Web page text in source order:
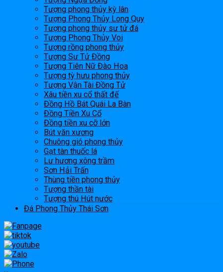
Tượng phong thủy kỳ lân
Tượng Phong Thủy Long Quy
Tượng phong thủy sư tử đá
Tượng Phong Thủy Voi
Tượng rồng phong thủy
Tượng Sư Tử Đồng
Tượng Tiên Nữ Đào Hoa
Tượng tỳ hưu phong thủy
Tượng Vận Tài Đồng Tử
Xâu tiền xu cổ thất đế
Đồng Hồ Bát Quái La Bàn
Đồng Tiền Xu Cổ
Đồng tiền xu cỡ lớn
Bút văn xương
Chuông gió phong thủy
Gạt tàn thuốc lá
Lư hương xông trầm
Sơn Hải Trấn
Thùng tiền phong thủy
Tượng thần tài
Tượng thú Hút nước
Đá Phong Thủy Thái Sơn